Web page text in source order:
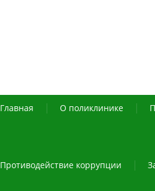
Главная О поликлинике
Противодействие коррупции